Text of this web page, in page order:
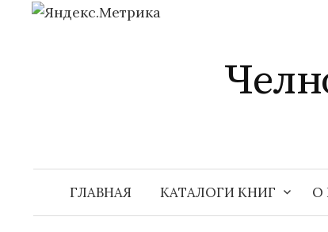
ГЛАВНАЯ КАТАЛОГИ КНИГ О